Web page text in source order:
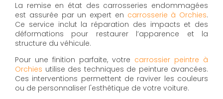
La remise en état des carrosseries endommagées
est assurée par un expert en carrosserie à Orchies.
Ce service inclut la réparation des impacts et des
déformations pour restaurer l’apparence et la
structure du véhicule.
Pour une finition parfaite, votre carrossier peintre à
Orchies utilise des techniques de peinture avancées.
Ces interventions permettent de raviver les couleurs
ou de personnaliser l'esthétique de votre voiture.